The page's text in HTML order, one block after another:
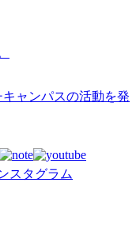
ャンパスの活動を発